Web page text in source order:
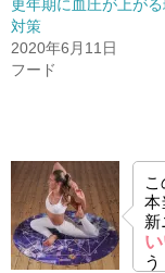
更年期に血圧が上がる
対策
2020年6月11日
フード
本
新
う